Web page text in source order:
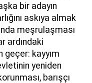
bir adayın
askıya almak
meşrulaşması
ardındaki
geçer: kayyım
yeniden
barışçı